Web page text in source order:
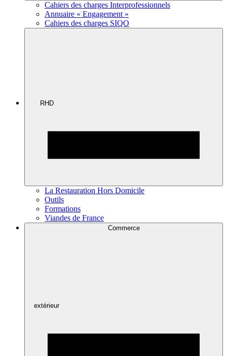
Cahiers des charges Interprofessionnels
Annuaire « Engagement »
Cahiers des charges SIQO
RHD
La Restauration Hors Domicile
Outils
Formations
Viandes de France
Commerce
extérieur